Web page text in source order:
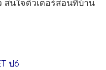
สนใจติวเตอร์สอนที่บ้าน
ป6